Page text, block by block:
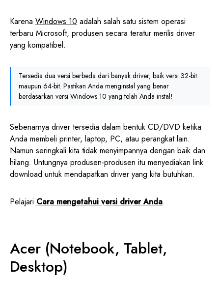
Karena Windows 10 adalah salah satu sistem operasi
terbaru Microsoft, produsen secara teratur merilis driver
yang kompatibel.
Tersedia dua versi berbeda dari banyak driver, baik versi 32-bit
maupun 64-bit. Pastikan Anda menginstal yang benar
berdasarkan versi Windows 10 yang telah Anda instal!
Sebenarnya driver tersedia dalam bentuk CD/DVD ketika
Anda membeli printer, laptop, PC, atau perangkat lain.
Namun seringkali kita tidak menyimpannya dengan baik dan
hilang. Untungnya produsen-produsen itu menyediakan link
download untuk mendapatkan driver yang kita butuhkan.
Pelajari Cara mengetahui versi driver Anda.
Acer (Notebook, Tablet,
Desktop)